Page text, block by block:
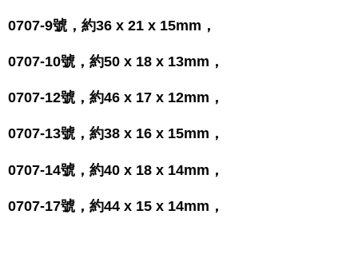
0707-9號，約36 x 21 x 15mm，
0707-10號，約50 x 18 x 13mm，
0707-12號，約46 x 17 x 12mm，
0707-13號，約38 x 16 x 15mm，
0707-14號，約40 x 18 x 14mm，
0707-17號，約44 x 15 x 14mm，